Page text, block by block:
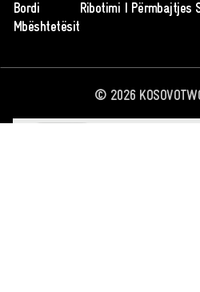
Bordi
Mbështetësit
Ribotimi I Përmbajtjes
© 2026